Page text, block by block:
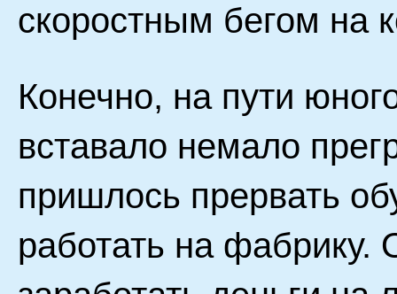
скоростным бегом на
Конечно, на пути
вставало немало
пришлось прервать
работать на